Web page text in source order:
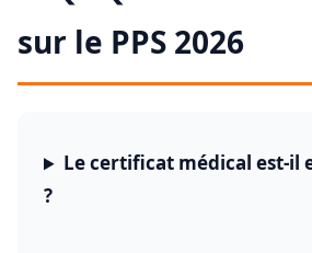
sur le PPS 2026
Le certificat médical est-il
?